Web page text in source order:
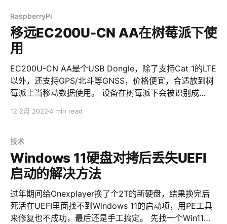
RaspberryPi
移远EC200U-CN AA在树莓派下使
用
EC200U-CN AA是个USB Dongle，除了支持Cat 1的LTE
以外，还支持GPS/北斗等GNSS，价格便宜，合适放到树
莓派上当移动数据使用。 设备在树莓派下会被识别成
给过来的Linux脚本设备名称也不对，网上看了不少文档，
Serial，加载成功后，会识别出ttyUSB0-ttyUSB7共8个设
备。官方的脚本里面调用的是ttyUSB3，这个端口不对
（应该是GPS的端口），直接用ttyUSB0就可以了。 先
lsusb看看设备是否被识别 pi@raspberrypi:~ $ lsusb
Bus 002 Device 001: ID 1d6b:0003 Linux Foundation
3.0 root hub Bus 001 Device 004: ID 2c7c:0901
Quectel Wireless Solutions
12 2月 20224 min read
技术
Windows 11硬盘对拷后丢失UEFI
启动的解决方法
过年期间给Onexplayer换了个2T的新硬盘，结果换完后
死活在UEFI里面找不到Windows 11的启动项，用PE工具
来修复也不成功，最后还是手工搞定。 先找一个Win11的